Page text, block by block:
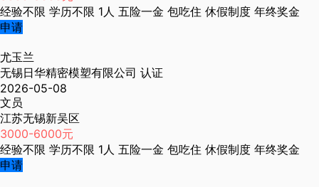
经验不限 学历不限 1人 五险一金 包吃住 休假制度 年终奖金
申请
尤玉兰
无锡日华精密模塑有限公司 认证
2026-05-08
文员
江苏无锡新吴区
3000-6000元
经验不限 学历不限 1人 五险一金 包吃住 休假制度 年终奖金
申请